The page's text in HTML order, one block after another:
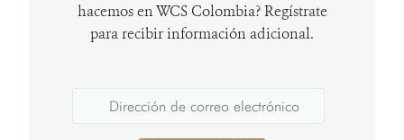
hacemos en WCS Colombia? Regístrate
para recibir información adicional.